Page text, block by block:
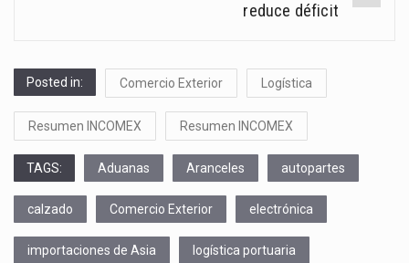
reduce déficit
Posted in: Comercio Exterior Logística
Resumen INCOMEX Resumen INCOMEX
TAGS: Aduanas Aranceles autopartes
calzado Comercio Exterior electrónica
importaciones de Asia logística portuaria